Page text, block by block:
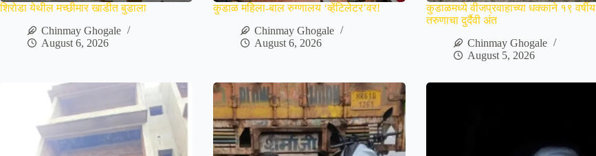
शिरोडा येथील मच्छीमार खाडीत बुडाला
Chinmay Ghogale
August 6, 2026
कुडाळ महिला-बाल रुग्णालय ‘व्हेंटिलेटर’वर!
Chinmay Ghogale
August 6, 2026
कुडाळमध्ये वीजप्रवाहाच्या धक्काने १९ वर्षीय
तरुणाचा दुर्दैवी अंत
Chinmay Ghogale
August 5, 2026